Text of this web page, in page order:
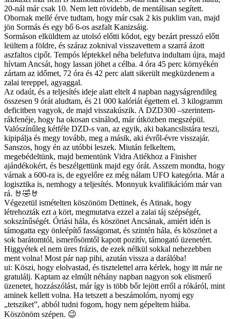
20-nál már csak 10. Nem lett rövidebb, de mentálisan segített.
Obornak mellé érve tudtam, hogy már csak 2 kis puklim van, majd
jön Sormás és egy bő 6-os aszfalt Kanizsáig.
Sormáson elküldtem az utolsó előtti kódot, egy bezárt presszó előtt
leültem a földre, és száraz zoknival visszavettem a szarrá ázott
aszfaltos cipőt. Tempós léptekkel néha belefutva indultam újra, majd
hívtam Ancsát, hogy lassan jöhet a célba. 4 óra 45 perc környékén
zártam az időmet, 72 óra és 42 perc alatt sikerült megküzdenem a
zalai tereppel, agyaggal.
Az odaút, és a teljesítés ideje alatt eltelt 4 napban nagyságrendileg
összesen 9 órát aludtam, és 21 000 kalóriát égettem el. 3 kilogramm
deficitben vagyok, de majd visszakúszik. A DZD300 –szerintem-
rákfenéje, hogy ha okosan csinálod, már útközben megszépül.
Valószínűleg kétféle DZD-s van, az egyik, aki bakancslistára teszi,
kipipálja és megy tovább, meg a másik, aki évről-évre visszajár.
Sanszos, hogy én az utóbbi leszek. Miután felkeltem,
megebédeltünk, majd bementünk Vidra Atiékhoz a Finisher
ajándékokért, és beszélgettünk majd egy órát. Asszem mondta, hogy
várnak a 600-ra is, de egyelőre ez még nálam UFO kategória. Már a
logisztika is, nemhogy a teljesítés. Monnyuk kvalifikációm már van
rá. 🤘🤣🤘
Végezetül ismételten köszönöm Dettinek, és Atinak, hogy
létrehozták ezt a kört, megmutatva ezzel a zalai táj szépségét,
sokszínűségét. Óriási hála, és köszönet Ancsának, amiért idén is
támogatta egy önleépítő fasságomat, és szintén hála, és köszönet a
sok barátomtól, ismerősömtől kapott pozitív, támogató üzenetért.
Higgyétek el nem üres frázis, de ezek nélkül sokkal nehezebben
ment volna! Most pár nap pihi, azután vissza a darálóba!
ui: Köszi, hogy elolvastad, és tisztelettel arra kérlek, hogy itt már ne
gratulálj. Kaptam az elmúlt néhány napban nagyon sok elismerő
üzenetet, hozzászólást, már így is több bőr lejött erről a rókáról, mint
aminek kellett volna. Ha tetszett a beszámolóm, nyomj egy
„tetsziket”, abból tudni fogom, hogy nem gépeltem hiába.
Köszönöm szépen. 😉